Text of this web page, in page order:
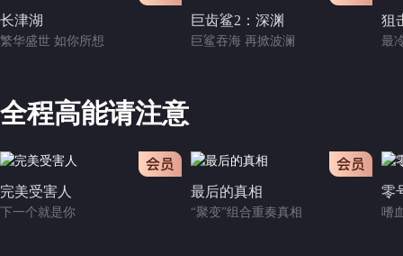
长津湖
繁华盛世 如你所想
巨齿鲨2：深渊
巨鲨吞海 再掀波澜
狙
最
全程高能请注意
完美受害人
下一个就是你
会员
最后的真相
“聚变”组合重奏真相
会员
零
嗜